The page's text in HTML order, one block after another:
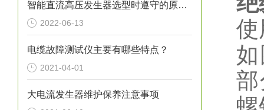
智能直流高压发生器选型时遵守的原则有什么？
2022-06-13
电缆故障测试仪主要有哪些特点？
2021-04-01
大电流发生器维护保养注意事项
使